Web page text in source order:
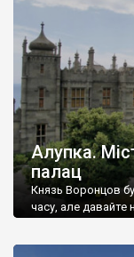
Алупка.
палац
Князь Воронцов
часу, але